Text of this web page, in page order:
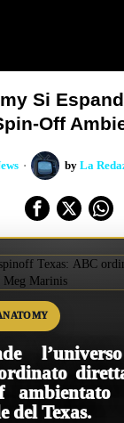
Si
Off
by La
del Texas.